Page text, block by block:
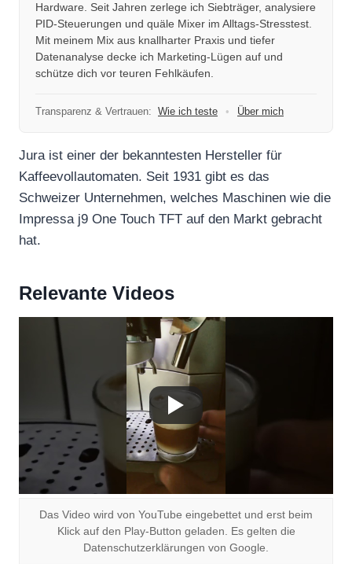
Hardware. Seit Jahren zerlege ich Siebträger, analysiere
PID-Steuerungen und quäle Mixer im Alltags-Stresstest.
Mit meinem Mix aus knallharter Praxis und tiefer
Datenanalyse decke ich Marketing-Lügen auf und
schütze dich vor teuren Fehlkäufen.
Transparenz & Vertrauen: Wie ich teste • Über mich
Jura ist einer der bekanntesten Hersteller für
Kaffeevollautomaten. Seit 1931 gibt es das
Schweizer Unternehmen, welches Maschinen wie die
Impressa j9 One Touch TFT auf den Markt gebracht
hat.
Relevante Videos
Das Video wird von YouTube eingebettet und erst beim
Klick auf den Play-Button geladen. Es gelten die
Datenschutzerklärungen von Google.